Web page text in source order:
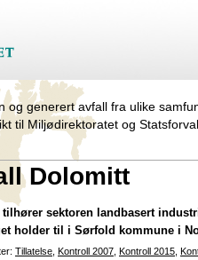
og generert avfall fra ulike
til Miljødirektoratet og
Dolomitt
tilhører sektoren landbasert
holder til i Sørfold kommune i
Tillatelse Kontroll 2007 Kontroll 2015